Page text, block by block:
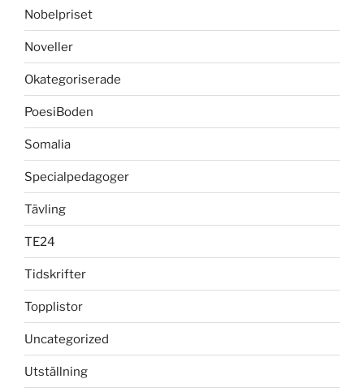
Nobelpriset
Noveller
Okategoriserade
PoesiBoden
Somalia
Specialpedagoger
Tävling
TE24
Tidskrifter
Topplistor
Uncategorized
Utställning